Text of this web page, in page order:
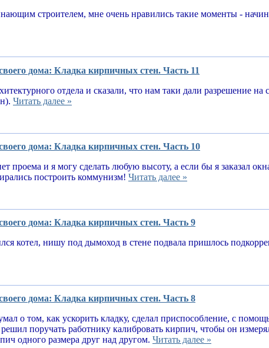
строителем, мне очень нравились такие моменты -
дома: Кладка кирпичных стен. Часть 11
отдела и сказали, что нам таки дали разрешение на
Читать далее »
дома: Кладка кирпичных стен. Часть 10
проема и я могу сделать любую высоту, а если бы я заказал
построить коммунизм! Читать далее »
дома: Кладка кирпичных стен. Часть 9
котел, нишу под дымоход в стене подвала пришлось
дома: Кладка кирпичных стен. Часть 8
о том, как ускорить кладку, сделал приспособление, с
решил поручать работнику калибровать кирпич, чтобы он
одного размера друг над другом. Читать далее »